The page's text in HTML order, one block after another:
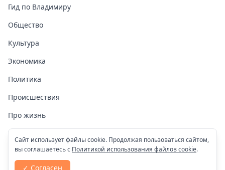
Гид по Владимиру
Общество
Культура
Экономика
Политика
Происшествия
Про жизнь
Здоровье
COVID-19
Сайт использует файлы cookie. Продолжая пользоваться сайтом,
вы соглашаетесь с Политикой использования файлов cookie.
✓ Согласен